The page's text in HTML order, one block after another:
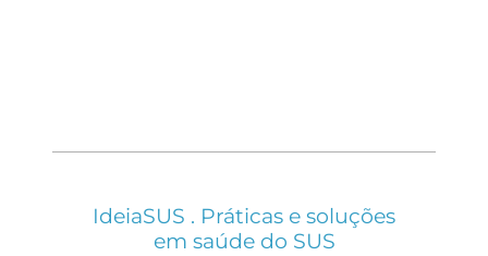
IdeiaSUS . Práticas e soluções
em saúde do SUS